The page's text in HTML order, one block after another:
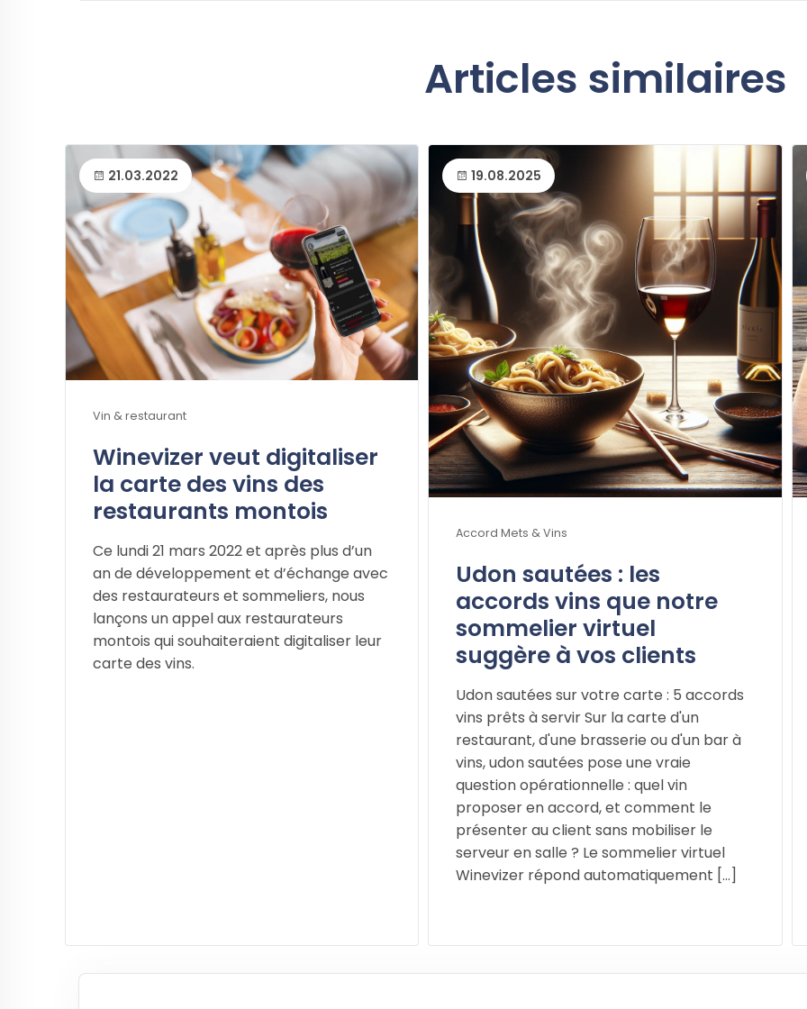
Articles similaires
21.03.2022
Vin & restaurant
Winevizer veut digitaliser
la carte des vins des
restaurants montois
Ce lundi 21 mars 2022 et après plus d’un
an de développement et d’échange avec
des restaurateurs et sommeliers, nous
lançons un appel aux restaurateurs
montois qui souhaiteraient digitaliser leur
carte des vins.
19.08.2025
Accord Mets & Vins
Udon sautées : les
accords vins que notre
sommelier virtuel
suggère à vos clients
Udon sautées sur votre carte : 5 accords
vins prêts à servir Sur la carte d'un
restaurant, d'une brasserie ou d'un bar à
vins, udon sautées pose une vraie
question opérationnelle : quel vin
proposer en accord, et comment le
présenter au client sans mobiliser le
serveur en salle ? Le sommelier virtuel
Winevizer répond automatiquement [...]